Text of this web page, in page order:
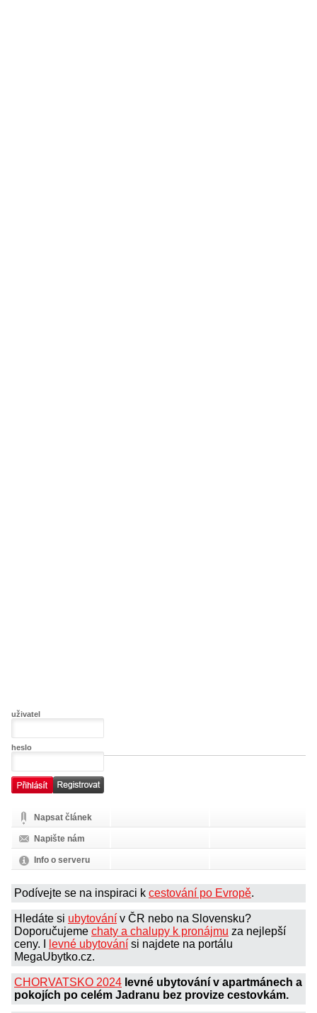
uživatel
heslo
Napsat článek
Napište nám
Info o serveru
Podívejte se na inspiraci k cestování po Evropě.
Hledáte si ubytování v ČR nebo na Slovensku?
Doporučujeme chaty a chalupy k pronájmu za nejlepší
ceny. I
levné ubytování si najdete na portálu
MegaUbytko.cz.
CHORVATSKO 2024 levné ubytování v apartmánech a
pokojích po celém Jadranu bez provize cestovkám.